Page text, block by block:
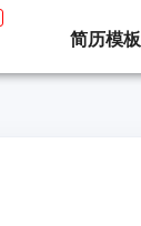
简历模板